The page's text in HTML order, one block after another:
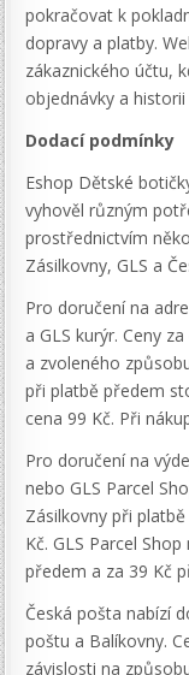
pokračovat k
dopravy a platby.
zákaznického účtu,
objednávky a historii
Dodací podmínky
Eshop Dětské
vyhověl různým
prostřednictvím
Zásilkovny, GLS a
Pro doručení na
a GLS kurýr. Ceny
a zvoleného
při platbě předem
cena 99 Kč. Při
Pro doručení na
nebo GLS Parcel
Zásilkovny při
Kč. GLS Parcel
předem a za 39 Kč
Česká pošta nabízí
poštu a Balíkovny.
závislosti na